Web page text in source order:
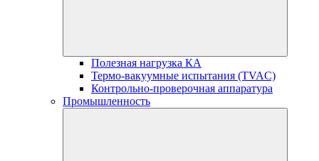
Полезная нагрузка КА
Термо-вакуумные испытания (TVAC)
Контрольно-проверочная аппаратура
Промышленность